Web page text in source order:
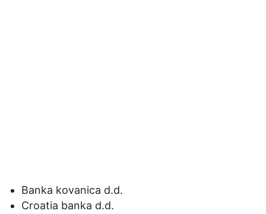
Banka kovanica d.d.
Croatia banka d.d.